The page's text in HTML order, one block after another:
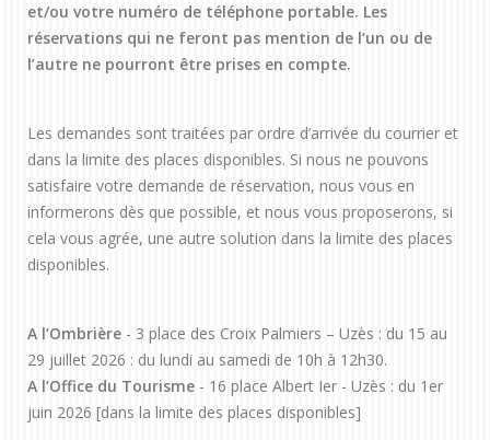
et/ou votre numéro de téléphone portable. Les
réservations qui ne feront pas mention de l’un ou de
l’autre ne pourront être prises en compte.
Les demandes sont traitées par ordre d’arrivée du courrier et
dans la limite des places disponibles. Si nous ne pouvons
satisfaire votre demande de réservation, nous vous en
informerons dès que possible, et nous vous proposerons, si
cela vous agrée, une autre solution dans la limite des places
disponibles.
A l’Ombrière - 3 place des Croix Palmiers – Uzès : du 15 au
29 juillet 2026 : du lundi au samedi de 10h à 12h30.
A l’Office du Tourisme - 16 place Albert Ier - Uzès : du 1er
juin 2026 [dans la limite des places disponibles]